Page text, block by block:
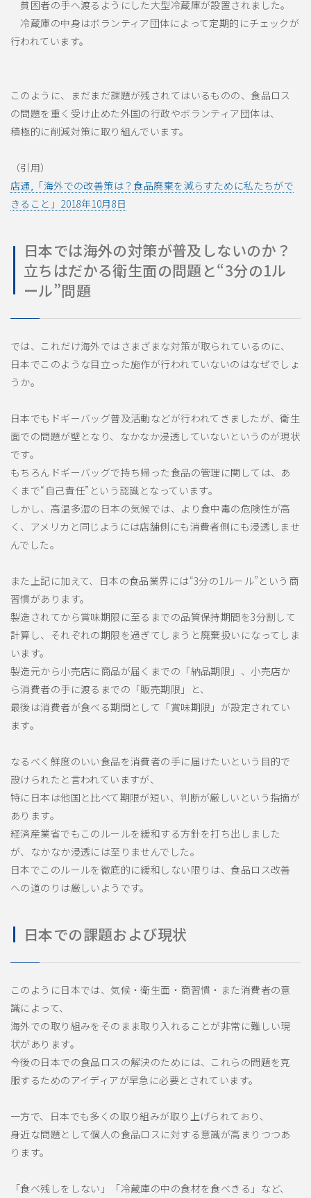
貧困者の手へ渡るようにした大型冷蔵庫が設置されました。
冷蔵庫の中身はボランティア団体によって定期的にチェックが
行われています。
このように、まだまだ課題が残されてはいるものの、食品ロス
の問題を重く受け止めた外国の行政やボランティア団体は、
積極的に削減対策に取り組んでいます。
（引用）
店通,「海外での改善策は？食品廃棄を減らすために私たちがで
きること」2018年10月8日
日本では海外の対策が普及しないのか？
立ちはだかる衛生面の問題と“3分の1ル
ール”問題
では、これだけ海外ではさまざまな対策が取られているのに、
日本でこのような目立った施作が行われていないのはなぜでしょ
うか。
日本でもドギーバッグ普及活動などが行われてきましたが、衛生
面での問題が壁となり、なかなか浸透していないというのが現状
です。
もちろんドギーバッグで持ち帰った食品の管理に関しては、あ
くまで“自己責任”という認識となっています。
しかし、高温多湿の日本の気候では、より食中毒の危険性が高
く、アメリカと同じようには店舗側にも消費者側にも浸透しませ
んでした。
また上記に加えて、日本の食品業界には“3分の1ルール”という商
習慣があります。
製造されてから賞味期限に至るまでの品質保持期間を3分割して
計算し、それぞれの期限を過ぎてしまうと廃棄扱いになってしま
います。
製造元から小売店に商品が届くまでの「納品期限」、小売店か
ら消費者の手に渡るまでの「販売期限」と、
最後は消費者が食べる期間として「賞味期限」が設定されてい
ます。
なるべく鮮度のいい食品を消費者の手に届けたいという目的で
設けられたと言われていますが、
特に日本は他国と比べて期限が短い、判断が厳しいという指摘が
あります。
経済産業省でもこのルールを緩和する方針を打ち出しました
が、なかなか浸透には至りませんでした。
日本でこのルールを徹底的に緩和しない限りは、食品ロス改善
への道のりは厳しいようです。
日本での課題および現状
このように日本では、気候・衛生面・商習慣・また消費者の意
識によって、
海外での取り組みをそのまま取り入れることが非常に難しい現
状があります。
今後の日本での食品ロスの解決のためには、これらの問題を克
服するためのアイディアが早急に必要とされています。
一方で、日本でも多くの取り組みが取り上げられており、
身近な問題として個人の食品ロスに対する意識が高まりつつあ
ります。
「食べ残しをしない」「冷蔵庫の中の食材を食べきる」など、